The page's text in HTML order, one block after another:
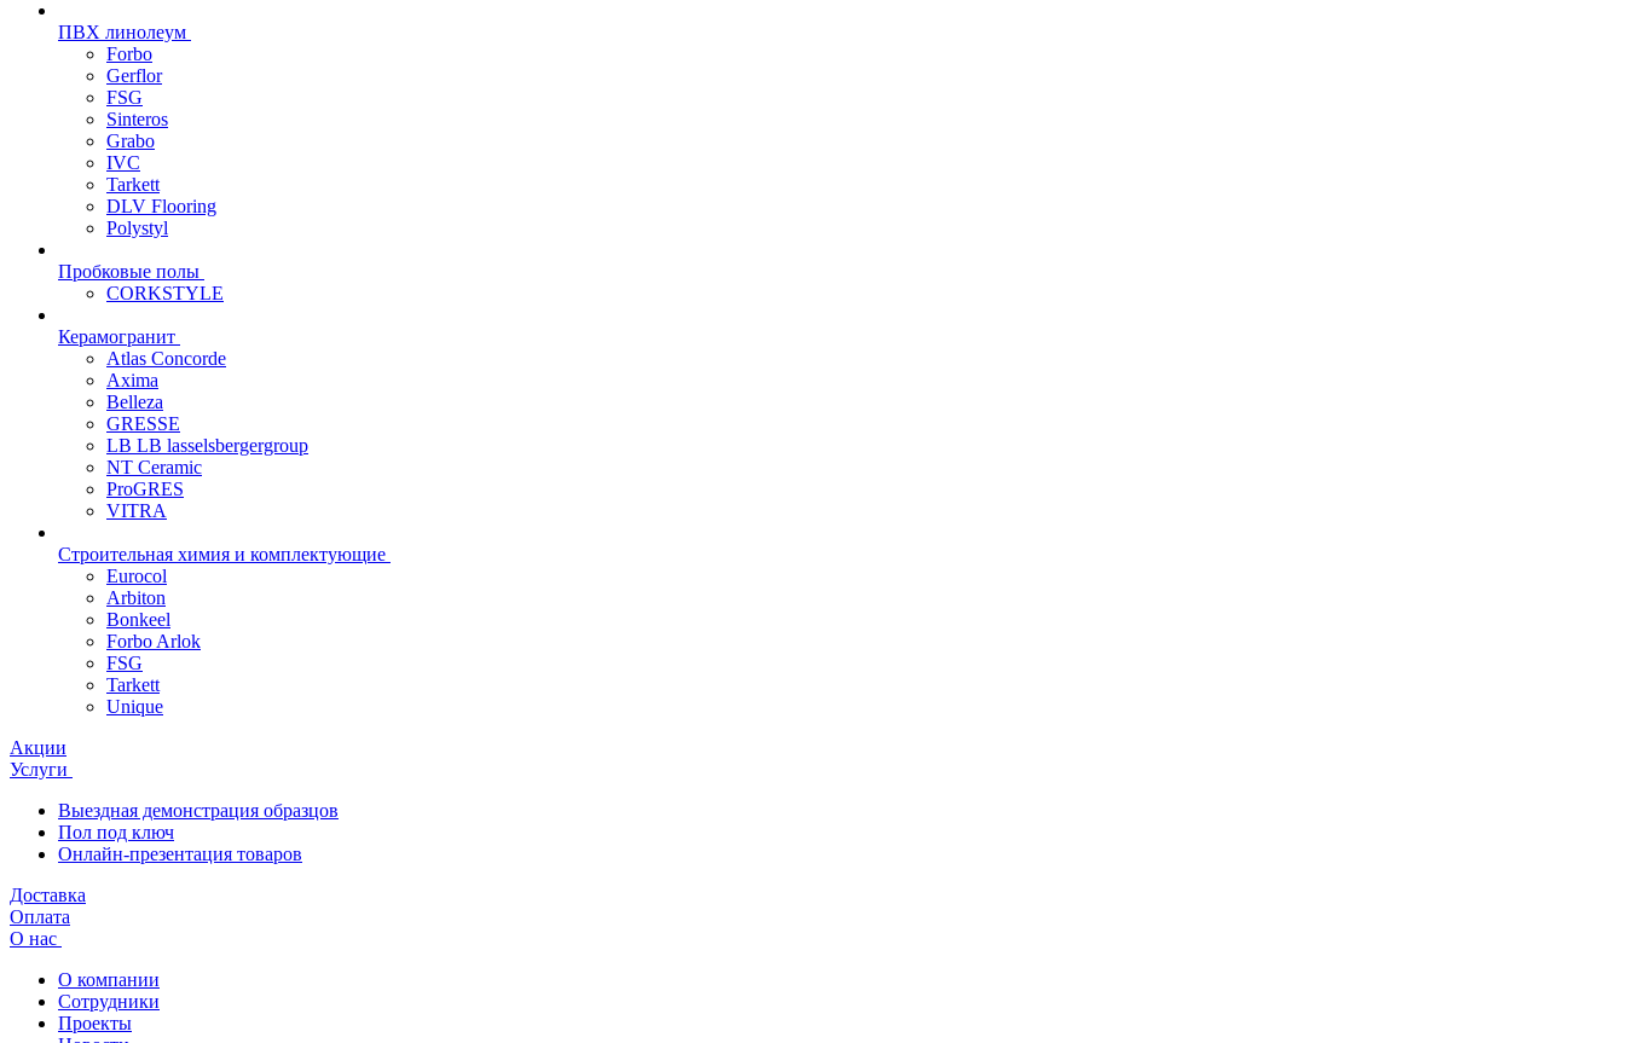
ПВХ линолеум
Forbo
Gerflor
FSG
Sinteros
Grabo
IVC
Tarkett
DLV Flooring
Polystyl
Пробковые полы
CORKSTYLE
Керамогранит
Atlas Concorde
Axima
Belleza
GRESSE
LB LB lasselsbergergroup
NT Ceramic
ProGRES
VITRA
Строительная химия и комплектующие
Eurocol
Arbiton
Bonkeel
Forbo Arlok
FSG
Tarkett
Unique
Акции
Услуги
Выездная демонстрация образцов
Пол под ключ
Онлайн-презентация товаров
Доставка
Оплата
О нас
О компании
Сотрудники
Проекты